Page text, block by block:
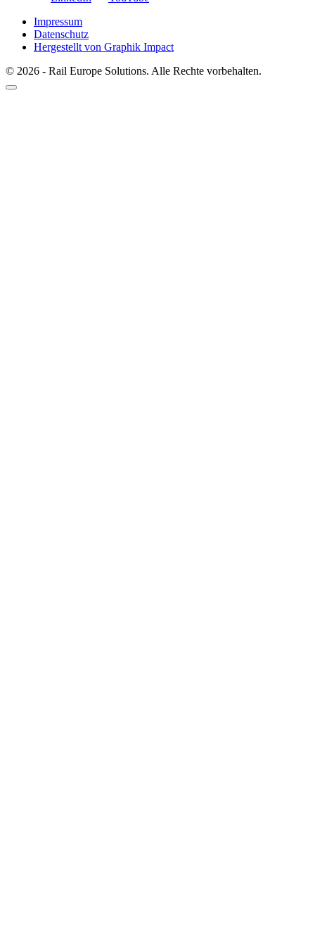
Impressum
Datenschutz
Hergestellt von Graphik Impact
© 2026 - Rail Europe Solutions. Alle Rechte vorbehalten.